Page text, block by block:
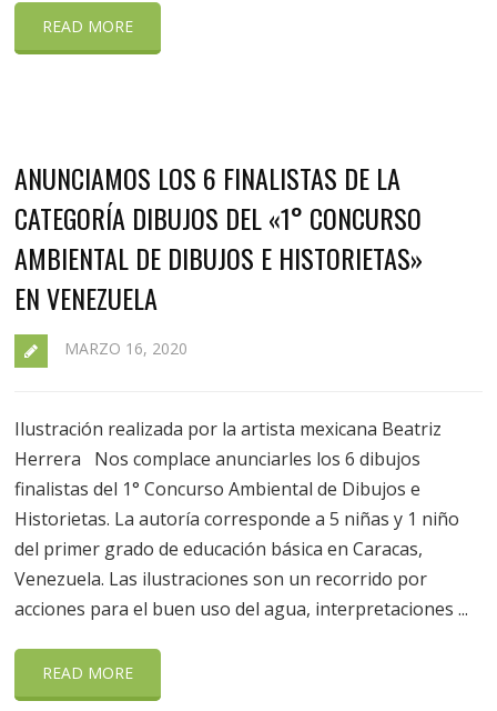
READ MORE
ANUNCIAMOS LOS 6 FINALISTAS DE LA
CATEGORÍA DIBUJOS DEL «1° CONCURSO
AMBIENTAL DE DIBUJOS E HISTORIETAS»
EN VENEZUELA
MARZO 16, 2020
Ilustración realizada por la artista mexicana Beatriz
Herrera Nos complace anunciarles los 6 dibujos
finalistas del 1° Concurso Ambiental de Dibujos e
Historietas. La autoría corresponde a 5 niñas y 1 niño
del primer grado de educación básica en Caracas,
Venezuela. Las ilustraciones son un recorrido por
acciones para el buen uso del agua, interpretaciones ...
READ MORE